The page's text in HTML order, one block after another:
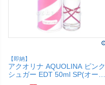
【即納】
アクオリナ AQUOLINA ピンク
シュガー EDT 50ml SP(オード
トワレ)【香水】【SBT】